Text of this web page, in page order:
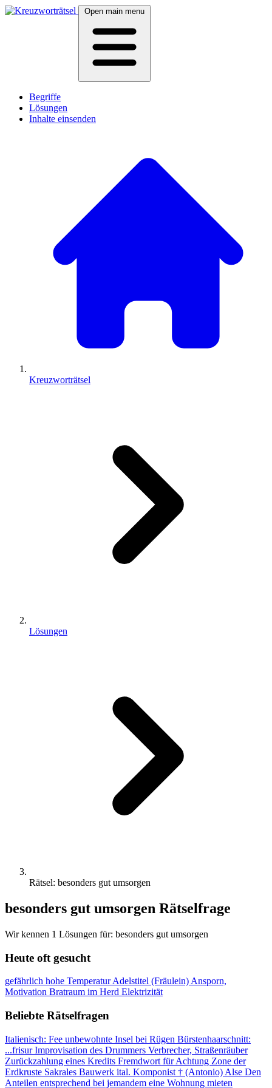
Open main menu
Begriffe
Lösungen
Inhalte einsenden
Kreuzworträtsel
Lösungen
Rätsel: besonders gut umsorgen
besonders gut umsorgen Rätselfrage
Wir kennen 1 Lösungen für: besonders gut umsorgen
Heute oft gesucht
gefährlich hohe TemperaturAdelstitel (Fräulein) Ansporn,
Motivation Bratraum im Herd Elektrizität
Beliebte Rätselfragen
Italienisch: Fee unbewohnte Insel bei Rügen Bürstenhaarschnitt:
...frisurImprovisation des Drummers Verbrecher, Straßenräuber
Zurückzahlung eines Kredits Fremdwort für Achtung Zone der
Erdkruste Sakrales Bauwerk ital. Komponist † (Antonio) Alse Den
Anteilen entsprechend bei jemandem eine Wohnung mieten